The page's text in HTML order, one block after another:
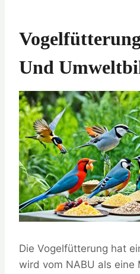
Und
Die Vogelfütterung hat
wird vom NABU als eine